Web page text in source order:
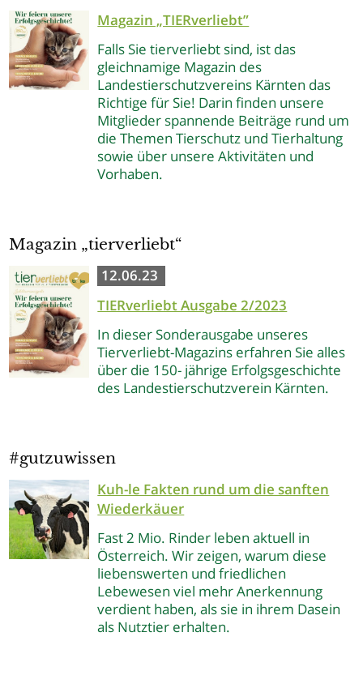
Magazin „TIERverliebt”
Falls Sie tierverliebt sind, ist das
gleichnamige Magazin des
Landestierschutzvereins Kärnten das
Richtige für Sie! Darin finden unsere
Mitglieder spannende Beiträge rund um
die Themen Tierschutz und Tierhaltung
sowie über unsere Aktivitäten und
Vorhaben.
Magazin „tierverliebt“
12.06.23
TIERverliebt Ausgabe 2/2023
In dieser Sonderausgabe unseres
Tierverliebt-Magazins erfahren Sie alles
über die 150- jährige Erfolgsgeschichte
des Landestierschutzverein Kärnten.
#gutzuwissen
Kuh-le Fakten rund um die sanften
Wiederkäuer
Fast 2 Mio. Rinder leben aktuell in
Österreich. Wir zeigen, warum diese
liebenswerten und friedlichen
Lebewesen viel mehr Anerkennung
verdient haben, als sie in ihrem Dasein
als Nutztier erhalten.